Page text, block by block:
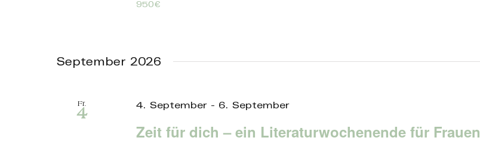
950€
September 2026
Fr.
4
Zeit für dich – ein Literaturwochenende für Frauen
4. September- 6. September